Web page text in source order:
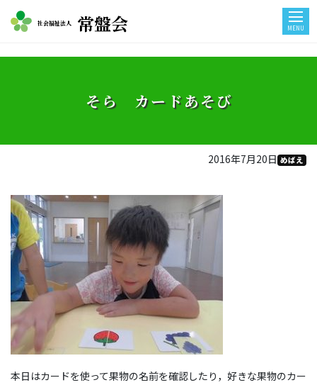
社会福祉法人 常盤会 MENU
そら カードあそび
2016年7月20日 めばえ
本日はカードを使って果物の名前を確認したり，好きな果物のカー